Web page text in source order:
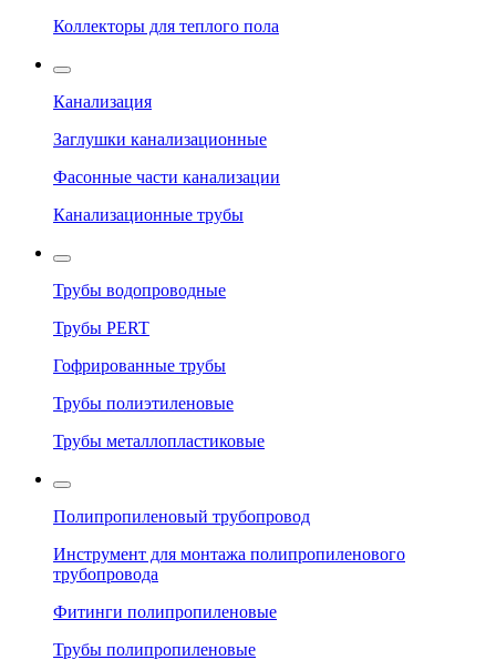
Коллекторы для теплого пола
Канализация
Заглушки канализационные
Фасонные части канализации
Канализационные трубы
Трубы водопроводные
Трубы PERT
Гофрированные трубы
Трубы полиэтиленовые
Трубы металлопластиковые
Полипропиленовый трубопровод
Инструмент для монтажа полипропиленового
трубопровода
Фитинги полипропиленовые
Трубы полипропиленовые